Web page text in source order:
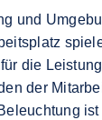
und
die
der